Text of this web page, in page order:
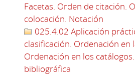
Facetas. Orden de citación.
colocación. Notación
025.4.02 Aplicación
clasificación. Ordenación en
Ordenación en los
bibliográfica